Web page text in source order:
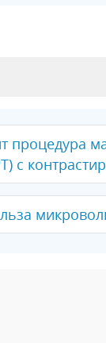
процедура
с